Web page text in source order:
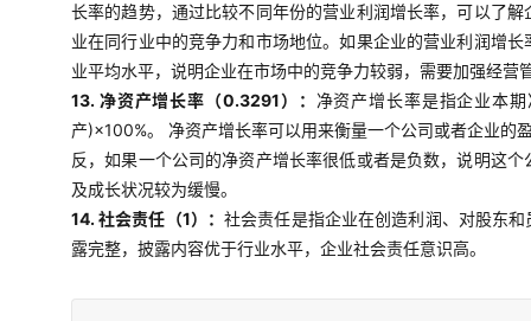
长率的趋势，通过比较不同年份的营业利润增长率，可以了
业在同行业中的竞争力和市场地位。如果企业的营业利润增
业平均水平，说明企业在市场中的竞争力较弱，需要加强经
13. 净资产增长率（0.3291）： 净资产增长率是指企业本
产)×100%。 净资产增长率可以用来衡量一个公司或者企业的
反，如果一个公司的净资产增长率很低或者是负数，说明这
及成长状况较为缓慢。
14. 社会责任（1）：社会责任是指企业在创造利润、对股东
露完整，披露内容优于行业水平，企业社会责任意识高。